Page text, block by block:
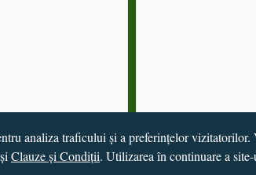
analiza traficului și a preferințelor vizitatorilor.
și Clauze și Condiții. Utilizarea în continuare a